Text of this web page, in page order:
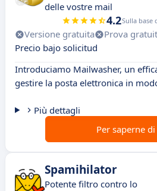
delle vostre mail
4.2Sulla base
Versione gratuita Prova
Precio bajo solicitud
Introduciamo Mailwasher, un
gestire la posta elettronica in
Più dettagli
Per saperne
Spamihilator
Potente filtro contro lo